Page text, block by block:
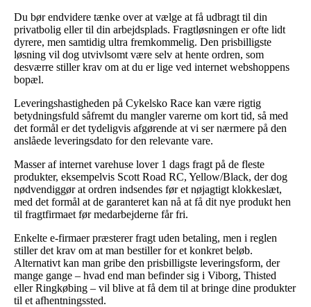
Du bør endvidere tænke over at vælge at få udbragt til din
privatbolig eller til din arbejdsplads. Fragtløsningen er ofte lidt
dyrere, men samtidig ultra fremkommelig. Den prisbilligste
løsning vil dog utvivlsomt være selv at hente ordren, som
desværre stiller krav om at du er lige ved internet webshoppens
bopæl.
Leveringshastigheden på Cykelsko Race kan være rigtig
betydningsfuld såfremt du mangler varerne om kort tid, så med
det formål er det tydeligvis afgørende at vi ser nærmere på den
anslåede leveringsdato for den relevante vare.
Masser af internet varehuse lover 1 dags fragt på de fleste
produkter, eksempelvis Scott Road RC, Yellow/Black, der dog
nødvendiggør at ordren indsendes før et nøjagtigt klokkeslæt,
med det formål at de garanteret kan nå at få dit nye produkt hen
til fragtfirmaet før medarbejderne får fri.
Enkelte e-firmaer præsterer fragt uden betaling, men i reglen
stiller det krav om at man bestiller for et konkret beløb.
Alternativt kan man gribe den prisbilligste leveringsform, der
mange gange – hvad end man befinder sig i Viborg, Thisted
eller Ringkøbing – vil blive at få dem til at bringe dine produkter
til et afhentningssted.